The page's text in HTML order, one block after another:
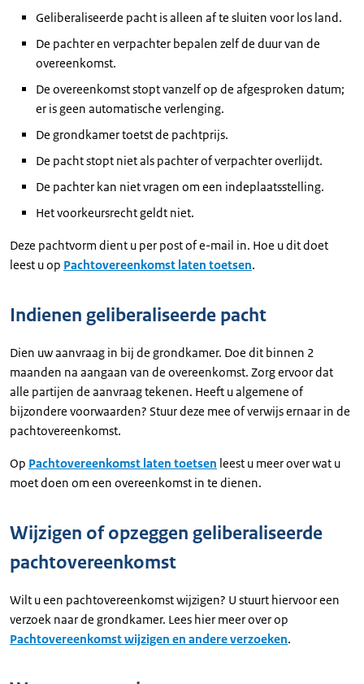
Geliberaliseerde pacht is alleen af te sluiten voor los land.
De pachter en verpachter bepalen zelf de duur van de
overeenkomst.
De overeenkomst stopt vanzelf op de afgesproken datum;
er is geen automatische verlenging.
De grondkamer toetst de pachtprijs.
De pacht stopt niet als pachter of verpachter overlijdt.
De pachter kan niet vragen om een indeplaatsstelling.
Het voorkeursrecht geldt niet.
Deze pachtvorm dient u per post of e-mail in. Hoe u dit doet
leest u op Pachtovereenkomst laten toetsen.
Indienen geliberaliseerde pacht
Dien uw aanvraag in bij de grondkamer. Doe dit binnen 2
maanden na aangaan van de overeenkomst. Zorg ervoor dat
alle partijen de aanvraag tekenen. Heeft u algemene of
bijzondere voorwaarden? Stuur deze mee of verwijs ernaar in de
pachtovereenkomst.
Op Pachtovereenkomst laten toetsen leest u meer over wat u
moet doen om een overeenkomst in te dienen.
Wijzigen of opzeggen geliberaliseerde
pachtovereenkomst
Wilt u een pachtovereenkomst wijzigen? U stuurt hiervoor een
verzoek naar de grondkamer. Lees hier meer over op
Pachtovereenkomst wijzigen en andere verzoeken.